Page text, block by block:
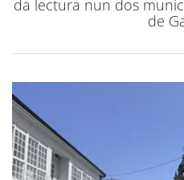
da lectura nun dos
de